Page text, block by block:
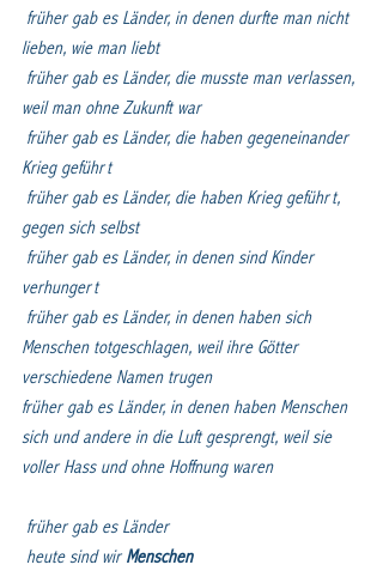
früher gab es Länder, in denen durfte man nicht
lieben, wie man liebt
früher gab es Länder, die musste man verlassen,
weil man ohne Zukunft war
früher gab es Länder, die haben gegeneinander
Krieg geführt
früher gab es Länder, die haben Krieg geführt,
gegen sich selbst
früher gab es Länder, in denen sind Kinder
verhungert
früher gab es Länder, in denen haben sich
Menschen totgeschlagen, weil ihre Götter
verschiedene Namen trugen
früher gab es Länder, in denen haben Menschen
sich und andere in die Luft gesprengt, weil sie
voller Hass und ohne Hoffnung waren
früher gab es Länder
heute sind wir Menschen